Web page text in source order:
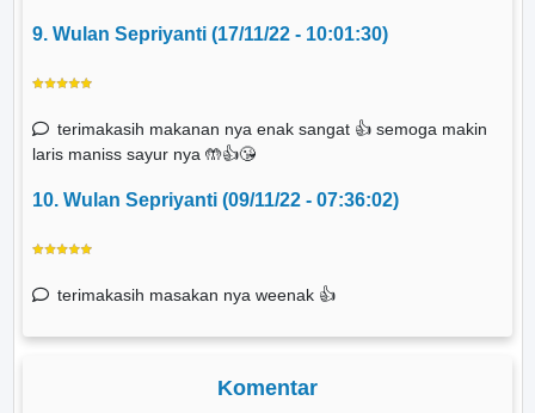
9. Wulan Sepriyanti (17/11/22 - 10:01:30)
terimakasih makanan nya enak sangat 👍 semoga makin
laris maniss sayur nya 🤲👍😘
10. Wulan Sepriyanti (09/11/22 - 07:36:02)
terimakasih masakan nya weenak 👍
Komentar